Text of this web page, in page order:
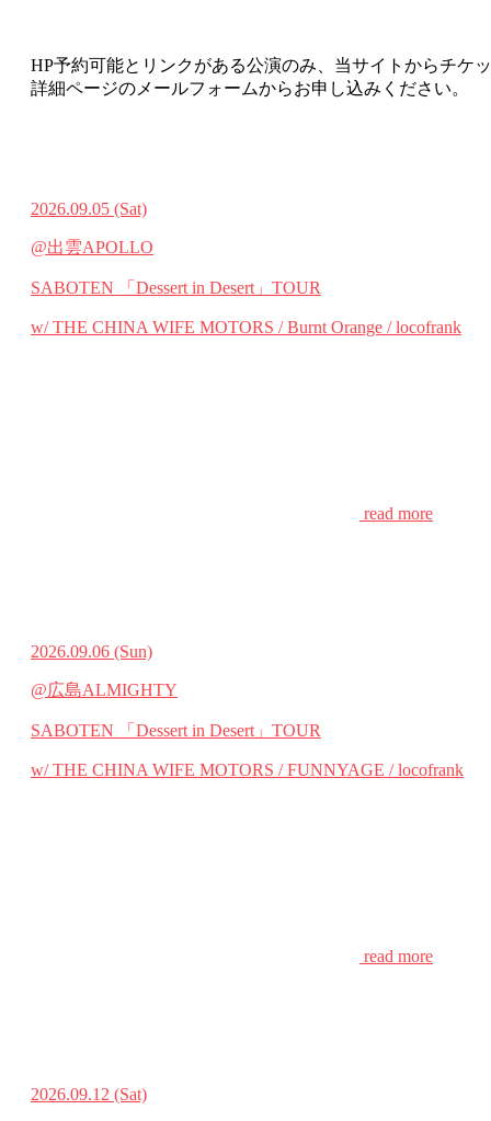
HP予約可能とリンクがある公演のみ、当サイトからチケ
詳細ページのメールフォームからお申し込みください。
2026.09.05 (Sat)
@出雲APOLLO
SABOTEN 「Dessert in Desert」TOUR
w/ THE CHINA WIFE MOTORS / Burnt Orange / locofrank
read more
2026.09.06 (Sun)
@広島ALMIGHTY
SABOTEN 「Dessert in Desert」TOUR
w/ THE CHINA WIFE MOTORS / FUNNYAGE / locofrank
read more
2026.09.12 (Sat)